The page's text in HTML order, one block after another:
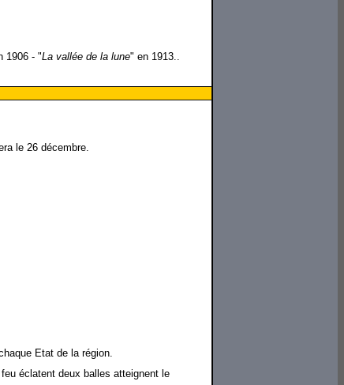
1906 - "La vallée de la lune" en 1913..
le 26 décembre.
Etat de la région.
éclatent deux balles atteignent le